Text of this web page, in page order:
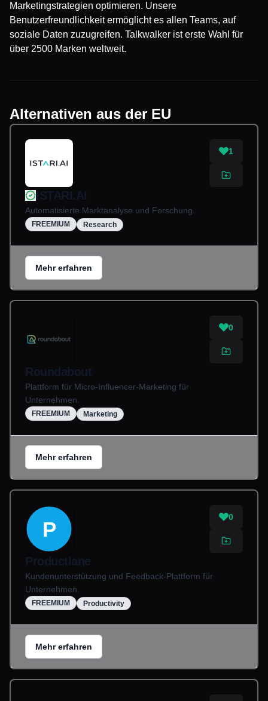
Marketingstrategien optimieren. Unsere
Benutzerfreundlichkeit ermöglicht es allen Teams, auf
soziale Daten zuzugreifen. Talkwalker ist erste Wahl für
über 2500 Marken weltweit.
Alternativen aus der EU
1
ISTARI.AI
Automatisierte Marktanalyse und Forschung.
FREEMIUM Research
Mehr erfahren
0
Roundabout
Plattform für Micro-Influencer-Marketing für
Unternehmen.
FREEMIUM Marketing
Mehr erfahren
P
0
Productlane
Kundenunterstützung und Feedback-Plattform für
Unternehmen.
FREEMIUM Productivity
Mehr erfahren